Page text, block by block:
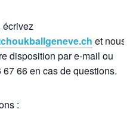
écrivez
et nous
disposition par e-mail ou
66 en cas de questions.
: